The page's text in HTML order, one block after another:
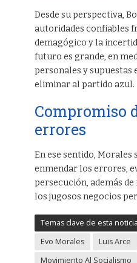
Desde su perspectiva,
autoridades confiables
demagógico y la
futuro es grande, en
personales y supuestas
eliminar al partido azul.
Compromiso
errores
En ese sentido,
enmendar los errores,
persecución, además
los jugosos negocios
Temas clave de esta noticia
Evo Morales
Luis Arce
Movimiento Al Socialismo